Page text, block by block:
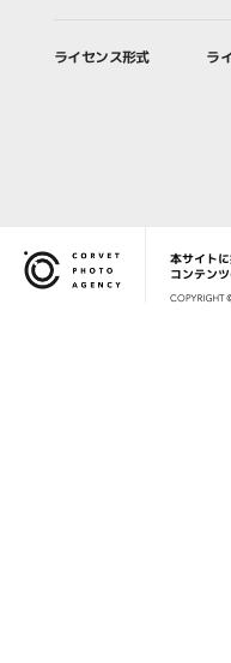
ライセンス形式 ラ
Corvet Photo
本サイト
コンテン